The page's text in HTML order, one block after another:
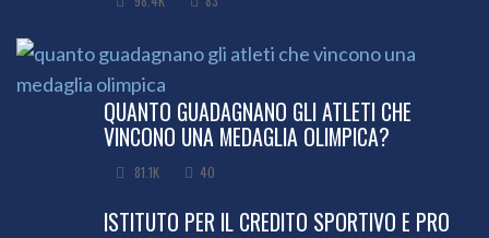
QUANTO GUADAGNANO GLI ATLETI CHE
VINCONO UNA MEDAGLIA OLIMPICA?
81.1K 40
ISTITUTO PER IL CREDITO SPORTIVO E PRO